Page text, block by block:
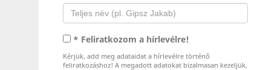
* Feliratkozom a hírlevélre!
Kérjük, add meg adataidat a hírlevélre történő
feliratkozáshoz! A megadott adatokat bizalmasan kezeljük,